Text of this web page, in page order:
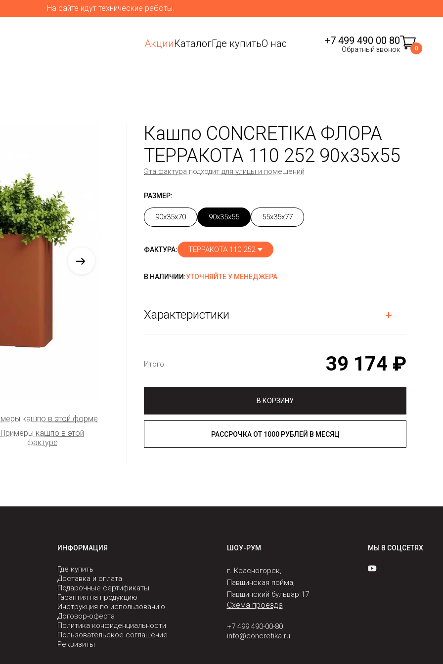
На сайте идут технические работы.
АкцииКаталогГде купитьО нас +7 499 490 00 80
Обратный звонок 0
кашпо в этой форме
Примеры кашпо в этой
фактуре
Кашпо CONCRETIKA ФЛОРА
ТЕРРАКОТА 110 252 90x35x55
Эта фактура подходит для улицы и помещений
РАЗМЕР:
90x35x70 90x35x55 55x35x77
ФАКТУРА: ТЕРРАКОТА 110 252
В НАЛИЧИИ:УТОЧНЯЙТЕ У МЕНЕДЖЕРА
Характеристики
Итого: 39 174 ₽
В КОРЗИНУ
РАССРОЧКА ОТ 1000 РУБЛЕЙ В МЕСЯЦ
ИНФОРМАЦИЯ
Где купить
Доставка и оплата
Подарочные сертификаты
Гарантия на продукцию
Инструкция по использованию
Договор-оферта
Политика конфиденциальности
Пользовательское соглашение
Реквизиты
ШОУ-РУМ
г. Красногорск,
Павшинская пойма,
Павшинский бульвар 17
Схема проезда
+7 499 490-00-80
info@concretika.ru
МЫ В СОЦСЕТЯХ